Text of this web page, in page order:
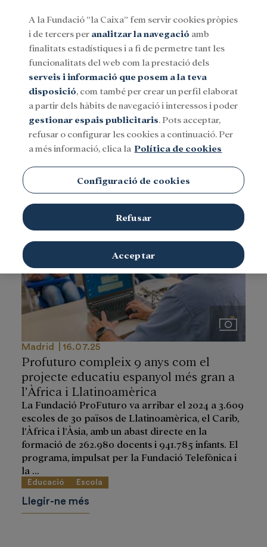
Menu
SocialInvestigació i bequesCultura
Sud-àfrica
Imágenes
Madrid 16.07.25
Profuturo compleix 9 anys com el
projecte educatiu espanyol més gran a
l’Àfrica i Llatinoamèrica
La Fundació ProFuturo va arribar el 2024 a 3.609
escoles de 30 països de Llatinoamèrica, el Carib,
l’Àfrica i l’Àsia, amb un abast directe en la
formació de 262.980 docents i 941.785 infants. El
programa, impulsat per la Fundació Telefònica i
la ...
Educació Escola
Llegir-ne més
A la Fundació ”la Caixa” fem servir cookies pròpies
i de tercers per analitzar la navegació amb
finalitats estadístiques i a fi de permetre tant les
funcionalitats del web com la prestació dels
serveis i informació que posem a la teva
disposició, com també per crear un perfil elaborat
a partir dels hàbits de navegació i interessos i poder
gestionar espais publicitaris. Pots acceptar,
refusar o configurar les cookies a continuació. Per
a més informació, clica la Política de cookies
Configuració de cookies
Refusar
Acceptar